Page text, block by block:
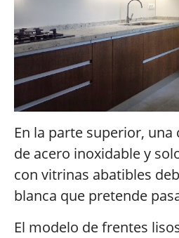
En la parte superior,
de acero inoxidable y
con vitrinas abatibles
blanca que pretende
El modelo de frentes